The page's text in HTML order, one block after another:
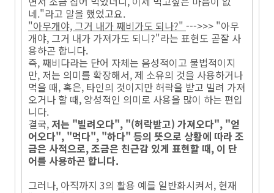
네."라고 말을 했었고요.
"아무개야, 그거 내가 째비가도 되나?" --->>> "아무
개야, 그거 내가 가져가도 되니?"라는 표현도 곧잘 사
용하곤 합니다.
즉, 째비다라는 단어 자체는 음성적이고 불법적이지
만, 저는 의미를 확장해서, 제 소유의 것을 사용하거나
먹을 때, 혹은, 타인의 것이지만 허락을 받고 빌려 가져
오거나 할 때, 양성적인 의미로 사용을 많이 하는 편입
니다.
결국, 저는 "빌려오다", "(허락받고) 가져오다", "얻
어오다", "먹다", "하다" 등의 뜻으로 상황에 따라 조
금은 사적으로, 조금은 친근감 있게 표현할 때, 이 단
어를 사용하곤 합니다.
그러나, 아직까지 3의 활용 예를 일반화시켜서, 현재